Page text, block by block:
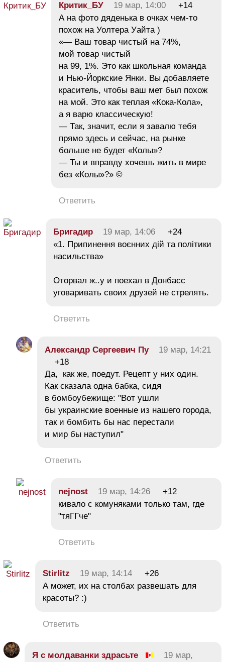
Критик_БУ 19 мар, 14:00
+14
А на фото дяденька в очках чем-то
похож на Уолтера Уайта )
«— Ваш товар чистый на 74%,
мой товар чистый
на 99, 1%. Это как школьная команда
и Нью-Йоркские Янки. Вы добавляете
краситель, чтобы ваш мет был похож
на мой. Это как теплая «Кока-Кола»,
а я варю классическую!
— Так, значит, если я завалю тебя
прямо здесь и сейчас, на рынке
больше не будет «Колы»?
— Ты и вправду хочешь жить в мире
без «Колы»?» ©
Ответить
Бригадир 19 мар, 14:06
+24
«1. Припинення воєнних дій та політики
насильства»
Оторвал ж..у и поехал в Донбасс
уговаривать своих друзей не стрелять.
Ответить
Александр Сергеевич Пу
19 мар, 14:21
+18
Да, как же, поедут. Рецепт у них один.
Как сказала одна бабка, сидя
в бомбоубежище: "Вот ушли
бы украинские военные из нашего города,
так и бомбить бы нас перестали
и мир бы наступил"
Ответить
nejnost 19 мар, 14:26
+12
кивало с комуняками только там, где
"тяГГче"
Ответить
Stirlitz 19 мар, 14:14
+26
А может, их на столбах развешать для
красоты? :)
Ответить
Я с молдаванки здрасьте
19 мар,